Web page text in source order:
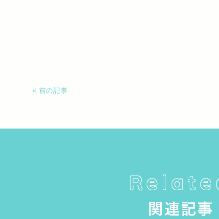
« 前の記事
関連記事